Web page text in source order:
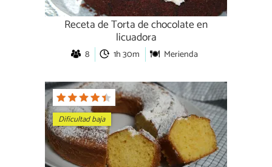
Receta de Torta de chocolate en
licuadora
8 1h 30m Merienda
Dificultad baja